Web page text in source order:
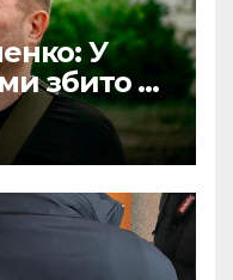
У
збито 6